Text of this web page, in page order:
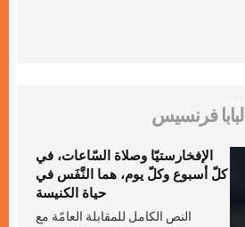
البابا فرنسيس
الإفخارستيّا وصلاة السّاعات، في
كلّ أسبوع وكلّ يوم، هما النَّفَس في
حياة الكنيسة
النص الكامل للمقابلة العامّة مع